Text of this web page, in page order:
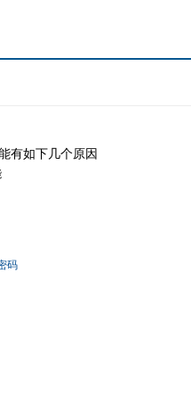
有如下几个原因
码